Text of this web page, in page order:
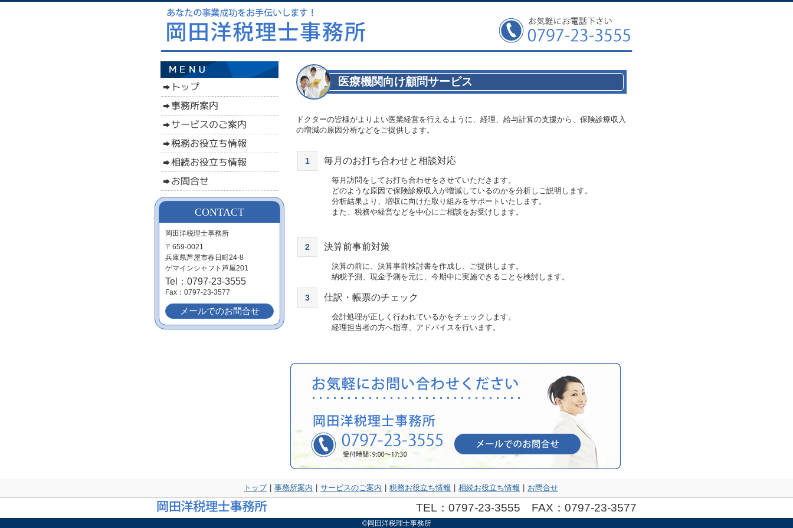
医療機関向け顧問サービス
ドクターの皆様がよりよい医業経営を行えるように、経理、給与計算の支援から、保険診療収入
の増減の原因分析などをご提供します。
1 毎月のお打ち合わせと相談対応
毎月訪問をしてお打ち合わせをさせていただきます。
どのような原因で保険診療収入が増減しているのかを分析しご説明します。
分析結果より、増収に向けた取り組みをサポートいたします。
また、税務や経営などを中心にご相談をお受けします。
2 決算前事前対策
決算の前に、決算事前検討書を作成し、ご提供します。
納税予測、現金予測を元に、今期中に実施できることを検討します。
3 仕訳・帳票のチェック
会計処理が正しく行われているかをチェックします。
経理担当者の方へ指導、アドバイスを行います。
CONTACT
岡田洋税理士事務所
〒659-0021
兵庫県芦屋市春日町24‐8
ゲマインシャフト芦屋201
Tel：0797-23-3555
Fax：0797-23-3577
メールでのお問合せ
トップ 事務所案内 サービスのご案内 税務お役立ち情報 相続お役立ち情報 お問合せ
TEL：0797-23-3555 FAX：0797-23-3577
©岡田洋税理士事務所